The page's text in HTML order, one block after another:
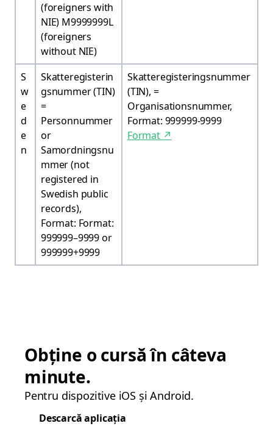
(foreigners with
NIE) M9999999L
(foreigners
without NIE)
S
w
e
d
e
n
Skatteregisterin
gsnummer (TIN)
=
Personnummer
or
Samordningsnu
mmer (not
registered in
Swedish public
records),
Format: Format:
999999–9999 or
999999+9999
Skatteregisteringsnummer
(TIN), =
Organisationsnummer,
Format: 999999-9999
Format↗
Obține o cursă în câteva
minute.
Pentru dispozitive iOS și Android.
Descarcă aplicația